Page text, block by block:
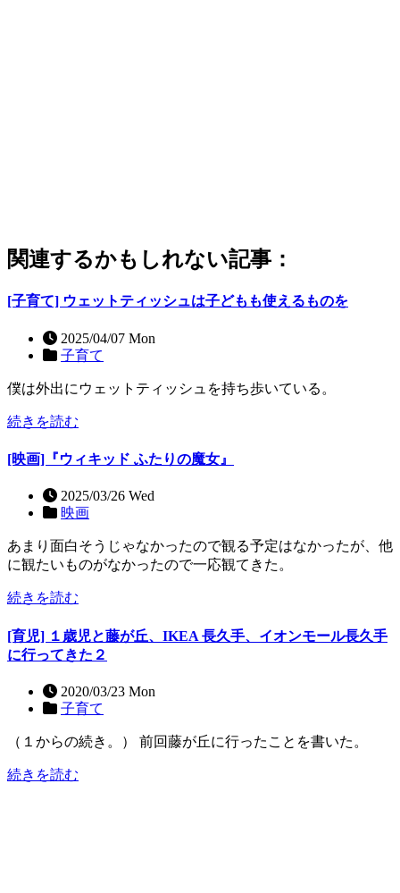
関連するかもしれない記事：
[子育て] ウェットティッシュは子どもも使えるものを
2025/04/07 Mon
子育て
僕は外出にウェットティッシュを持ち歩いている。
続きを読む
[映画]『ウィキッド ふたりの魔女』
2025/03/26 Wed
映画
あまり面白そうじゃなかったので観る予定はなかったが、他
に観たいものがなかったので一応観てきた。
続きを読む
[育児] １歳児と藤が丘、IKEA 長久手、イオンモール長久手
に行ってきた２
2020/03/23 Mon
子育て
（１からの続き。） 前回藤が丘に行ったことを書いた。
続きを読む